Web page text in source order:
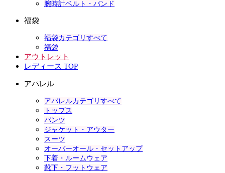
腕時計ベルト・バンド
福袋
福袋カテゴリすべて
福袋
アウトレット
レディース TOP
アパレル
アパレルカテゴリすべて
トップス
パンツ
ジャケット・アウター
スーツ
オーバーオール・セットアップ
下着・ルームウェア
靴下・フットウェア